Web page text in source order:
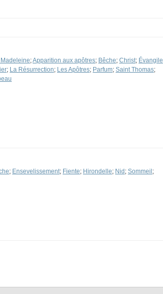
;Apparition aux apôtres; Bêche; Christ; Évangile
; La Résurrection; Les Apôtres; Parfum; Saint Thomas;
; Ensevelissement; Fiente; Hirondelle; Nid ; Sommeil ;